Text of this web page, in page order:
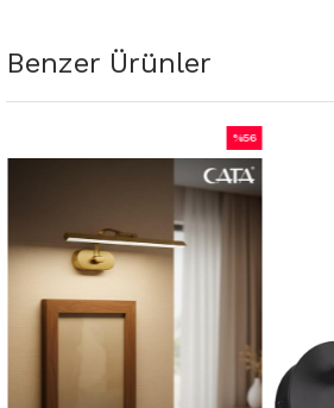
Benzer Ürünler
%56
İndirim
%56İndirim